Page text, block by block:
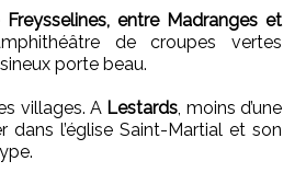
entre Madranges et
de croupes vertes
porte beau.
villages. A Lestards, moins d’une
dans l’église Saint-Martial et son